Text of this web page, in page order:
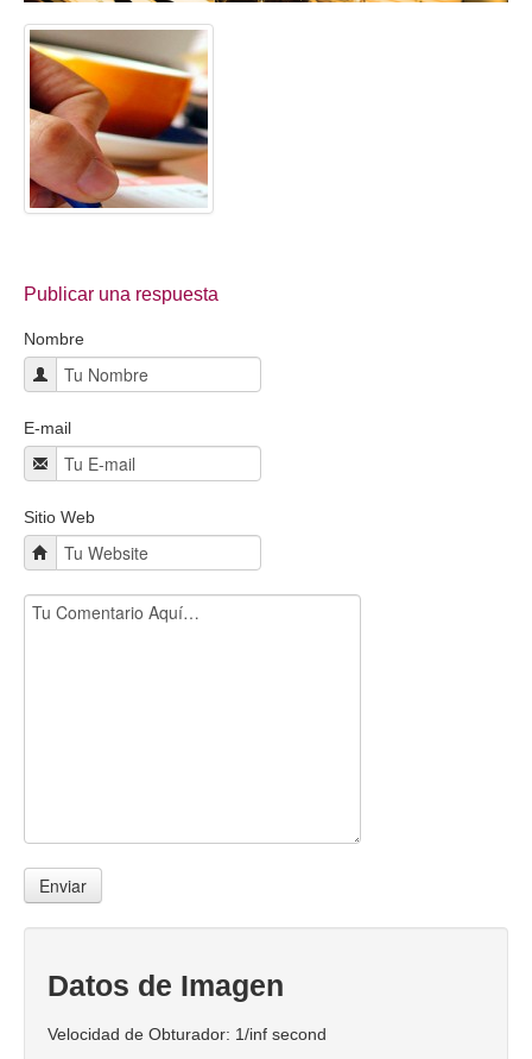
Coaching Ejecutivo
Coaching de Equipos
Píldoras
Talleres
Proyectos
Proyecto Albolafia
Direct Project
Certificación
Blog
Contacto
Publicar una respuesta
Nombre
E-mail
Sitio Web
Datos de Imagen
Velocidad de Obturador: 1/inf second